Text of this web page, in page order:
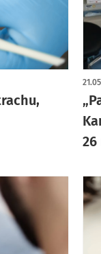
26